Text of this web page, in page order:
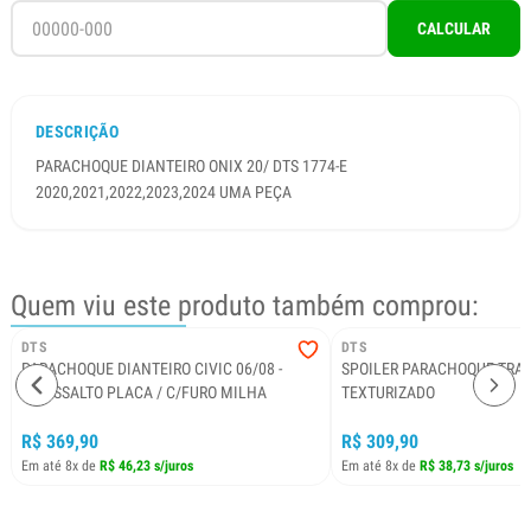
CALCULAR
DESCRIÇÃO
PARACHOQUE DIANTEIRO ONIX 20/ DTS 1774-E
2020,2021,2022,2023,2024 UMA PEÇA
Quem viu este produto também comprou:
DTS
PARACHOQUE DIANTEIRO CIVIC 06/08 -
C/RESSALTO PLACA / C/FURO MILHA
R$ 369,90
Em até 8x de R$ 46,23 s/juros
DTS
SPOILER PARACHOQUE
TEXTURIZADO
R$ 309,90
Em até 8x de R$ 38,73 s/juros